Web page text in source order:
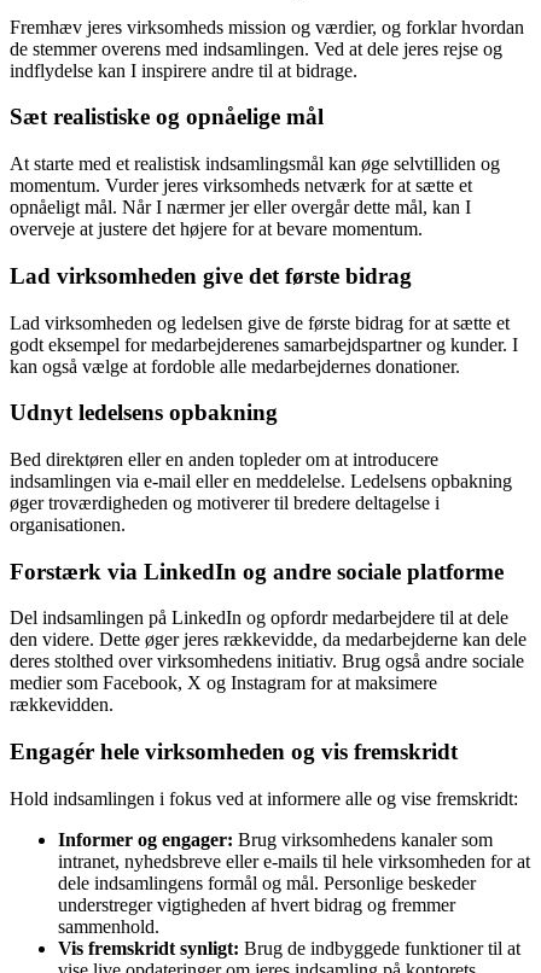
Fremhæv jeres virksomheds mission og værdier, og forklar hvordan
de stemmer overens med indsamlingen. Ved at dele jeres rejse og
indflydelse kan I inspirere andre til at bidrage.
Sæt realistiske og opnåelige mål
At starte med et realistisk indsamlingsmål kan øge selvtilliden og
momentum. Vurder jeres virksomheds netværk for at sætte et
opnåeligt mål. Når I nærmer jer eller overgår dette mål, kan I
overveje at justere det højere for at bevare momentum.
Lad virksomheden give det første bidrag
Lad virksomheden og ledelsen give de første bidrag for at sætte et
godt eksempel for medarbejderenes samarbejdspartner og kunder. I
kan også vælge at fordoble alle medarbejdernes donationer.
Udnyt ledelsens opbakning
Bed direktøren eller en anden topleder om at introducere
indsamlingen via e-mail eller en meddelelse. Ledelsens opbakning
øger troværdigheden og motiverer til bredere deltagelse i
organisationen.
Forstærk via LinkedIn og andre sociale platforme
Del indsamlingen på LinkedIn og opfordr medarbejdere til at dele
den videre. Dette øger jeres rækkevidde, da medarbejderne kan dele
deres stolthed over virksomhedens initiativ. Brug også andre sociale
medier som Facebook, X og Instagram for at maksimere
rækkevidden.
Engagér hele virksomheden og vis fremskridt
Hold indsamlingen i fokus ved at informere alle og vise fremskridt:
Informer og engager: Brug virksomhedens kanaler som
intranet, nyhedsbreve eller e-mails til hele virksomheden for at
dele indsamlingens formål og mål. Personlige beskeder
understreger vigtigheden af hvert bidrag og fremmer
sammenhold.
Vis fremskridt synligt: Brug de indbyggede funktioner til at